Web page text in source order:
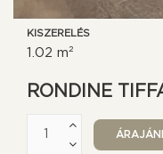
KISZERELÉS
1.02 m²
RONDINE